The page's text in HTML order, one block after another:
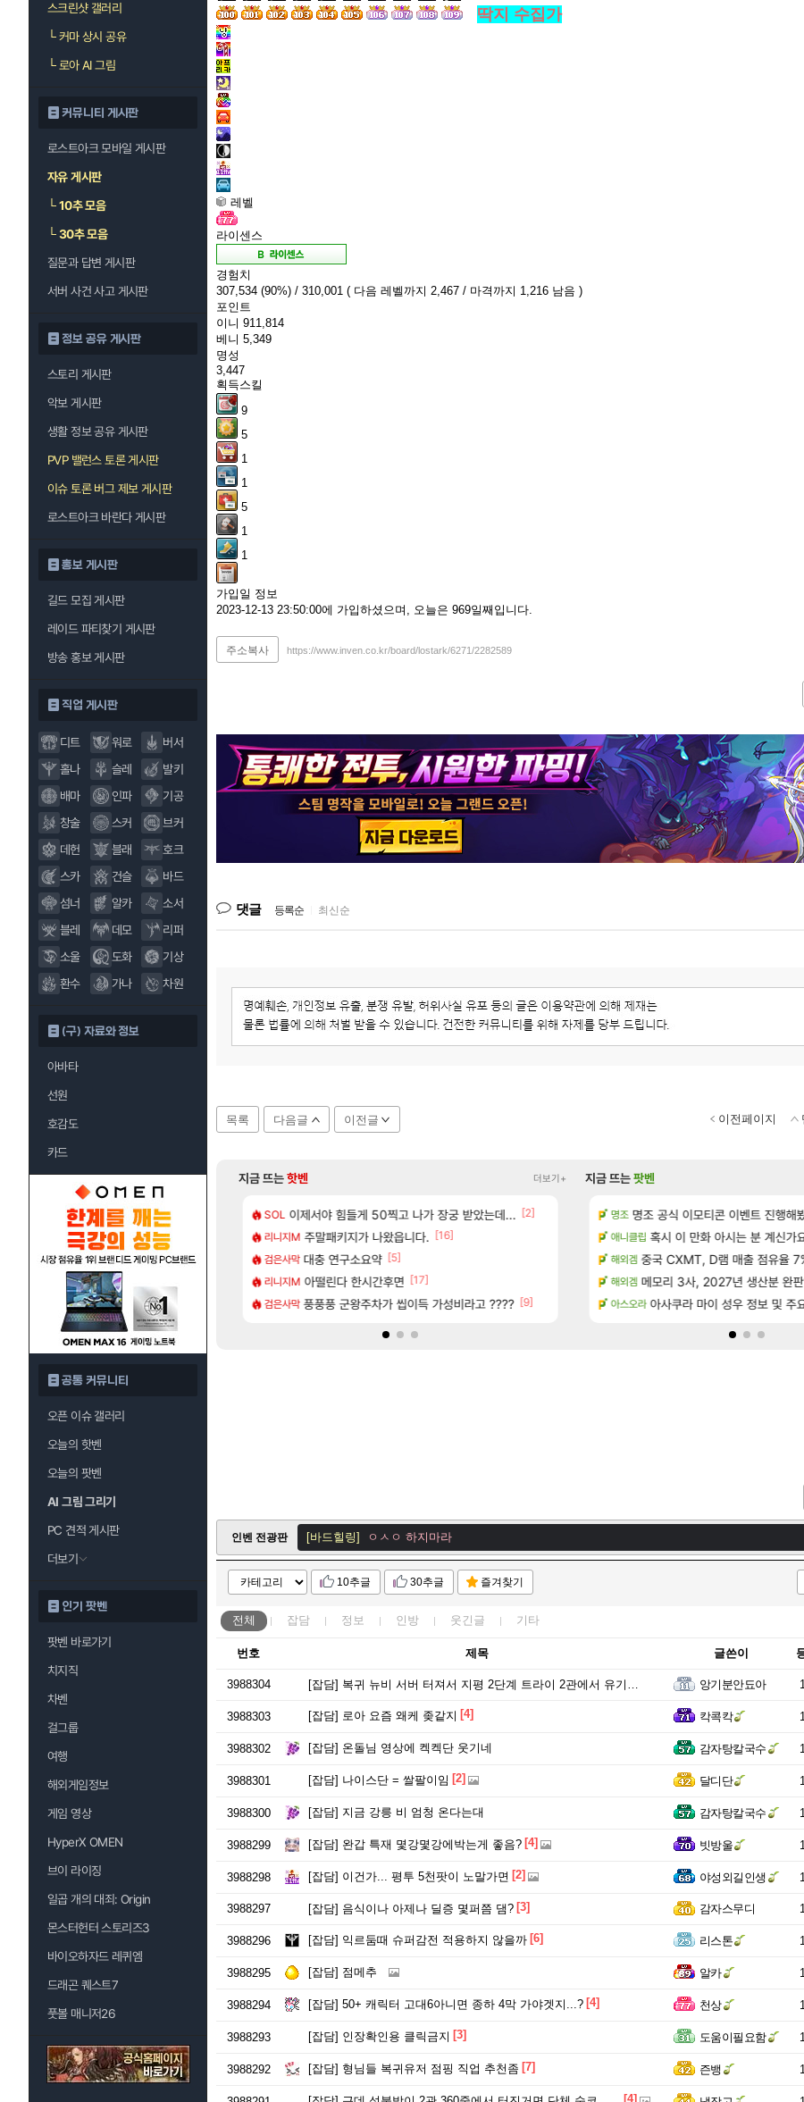
스크린샷 갤러리
└커마 상시 공유
└로아 AI 그림
커뮤니티 게시판
로스트아크 모바일 게시판
자유 게시판
└10추 모음
└30추 모음
질문과 답변 게시판
서버 사건 사고 게시판
정보 공유 게시판
스토리 게시판
악보 게시판
생활 정보 공유 게시판
PVP 밸런스 토론 게시판
이슈 토론 버그 제보 게시판
로스트아크 바란다 게시판
홍보 게시판
길드 모집 게시판
레이드 파티찾기 게시판
방송 홍보 게시판
직업 게시판
디트 워로
버서
홀나
슬레
발키
배마
인파
기공
창술
스커
브커
데헌
블래
호크
스카
건슬
바드
섬너
알카
소서
블레
데모
리퍼
소울
도화
기상
환수
가나 차원
(구) 자료와 정보
아바타
선원
호감도
카드
공통 커뮤니티
오픈 이슈 갤러리
오늘의 핫벤
오늘의 팟벤
AI 그림 그리기
PC 견적 게시판
더보기
인기 팟벤
팟벤 바로가기
치지직
차벤
걸그룹
여행
해외게임정보
게임 영상
HyperX OMEN
브이 라이징
일곱 개의 대죄: Origin
몬스터헌터 스토리즈3
바이오하자드 레퀴엠
드래곤 퀘스트7
풋볼 매니저26
딱지 수집가
레벨
라이센스
경험치
307,534 (90%) / 310,001 ( 다음 레벨까지 2,467 / 마격까지 1,216 남음 )
포인트
이니 911,814
베니 5,349
명성
3,447
획득스킬
9
5
1
1
5
1
1
가입일 정보
2023-12-13 23:50:00에 가입하셨으며, 오늘은 969일째입니다.
주소복사 https://www.inven.co.kr/board/lostark/6271/2282589
댓글 등록순 최신순
목록 다음글 이전글 이전페이지
지금 뜨는핫벤 더보기+
세팅 사이트 개발자입니다 [186]
호날두 노쇼사건의 진실 ㅁㅊㄷㄷㄷㄷ
하 2관 공략나왔길래 보는데 [24]
진 호날두 노쇼사건의 진실 ㅁㅊㄷㄷㄷㄷ
억 부자 아니였음?? [55]
SOL 이제서야 힘들게 50찍고 나가 장궁 받았는데... [2]
리니지M 주말패키지가 나왔읍니다. [16]
검은사막 대충 연구소요약 [5]
리니지M 아떨린다 한시간후면 [17]
검은사막 풍풍풍 군왕주차가 씹이득 가성비라고 ???? [9]
오버워치 이유나 2D 일러스트 올라왔었네
FCO 02년생 헬스녀 레깅스핏 ㄷㄷ [20]
메이플 베라서버 1위길드 내 대규모 인원이탈종용
메이플 ㅇㅂ)진짜 개웃기네 ㅋㅋ
[49]
메이플 씨발 컬프프 클릭 미스낫네 [120]
지금 뜨는팟벤
오라 성우 정보 및 출연작 모음
소 위치 공략 (40개) - 귀환한 영혼 도전과제
츠 아키나 성우 정보 및 주요 필모
내] 남해 독일마을 [1]
로그 테스트를 마치고.. (feat. 리아)
비스트 모든 바우에라 업그레이드 아이템 획득 위치 공략 (89개)
GTA6 8월 28일 넷플릭스에서 예고편 공개 예정
비스트 모든 엘리트 골렘 위치 공략 (30개) - 방랑 결투가
아스오라 카가미하라 하루 성우 정보 및 주요 필모
비스트 모든 요리/작물 책 획득 위치 공략 (36개) - 미식가 도전과제
명조 명조 공식 이모티콘 이벤트 진행해봤습니다!
애니클립 혹시 이 만화 아시는 분 계신가
해외겜 중국 CXMT, D램 매출 점유율 7%…글
해외겜 메모리 3사, 2027년 생산분 완
아스오라 아사쿠라 마이 성우 정보 및 주
인벤 전광판
[바드힐링]
ㅇㅅㅇ 하지마라
[여우조아] ㅇㅅㅇ
[바드힐링] ㅇㅅㅇ 하지마라
[전국절제협회]
소멸의 왕, 절제가 하늘에 서겠다.
[우어]
더워!!!!!!!
[여우조아] ㅇㅅㅇ
[전국절제협회] 사멸의 왕, 두동이 하늘에 서겠다.
10추글 30추글 즐겨찾기
전체 잡담 정보 인방 웃긴글 기타
번호 제목 글쓴이
3988304 [잡담] 복귀 뉴비 서버 터져서 지평 2단계 트라이 2관에서 유기당했는데 앙기분안됴아
3988303 [잡담] 로아 요즘 왜케 좆같지 [4] 칵콕칵
3988302 [잡담] 온돌님 영상에 켁켁단 웃기네 감자탕칼국수
3988301 [잡담] 나이스단 = 쌀팔이임 [2] 달디단
3988300 [잡담] 지금 강릉 비 엄청 온다는대 감자탕칼국수
3988299 [잡담] 완갑 특재 몇강몇강에박는게 좋음? [4] 빗방울
3988298 [잡담] 이건가... 평투 5천팟이 노말가면 [2] 야성외길인생
3988297 [잡담] 음식이나 아제나 딜증 몇퍼쯤 댐? [3] 감자스무디
3988296 [잡담] 익르둠때 슈퍼감전 적용하지 않을까 [6] 리스톤
3988295 [잡담] 점메추 알카
3988294 [잡담] 50+ 캐릭터 고대6아니면 종하 4막 가야겟지...? [4] 천상
3988293 [잡담] 인장확인용 클릭금지 [3] 도움이필요함
3988292 [잡담] 형님들 복귀유저 점핑 직업 추천좀 [7] 즌뱅
[4]